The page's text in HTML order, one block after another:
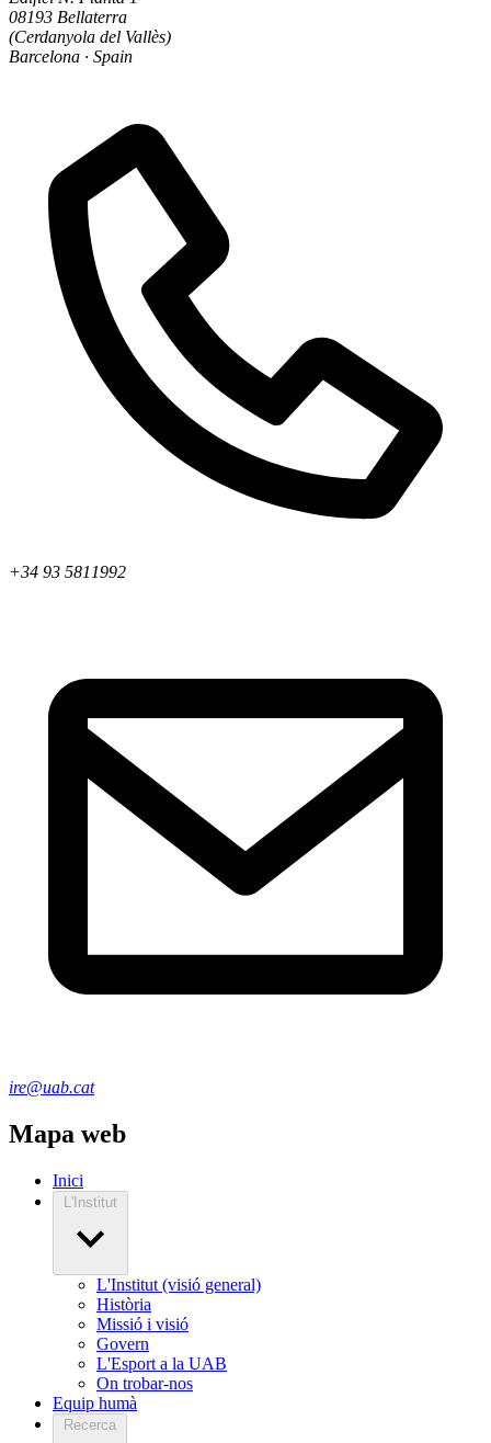
08193 Bellaterra
(Cerdanyola del Vallès)
Barcelona · Spain
+34 93 5811992
ire@uab.cat
Mapa web
Inici
L'Institut
L'Institut (visió general)
Història
Missió i visió
Govern
L'Esport a la UAB
On trobar-nos
Equip humà
Recerca